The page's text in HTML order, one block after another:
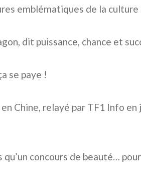
emblématiques de la culture
dit puissance, chance et
se paye !
en Chine, relayé par TF1 Info
qu’un concours de beauté…